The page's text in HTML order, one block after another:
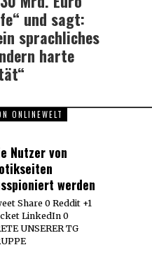
und sagt:
sprachliches
harte
ONLINEWELT
Nutzer von
werden
Share 0 Reddit +1
LinkedIn 0
UNSERER TG